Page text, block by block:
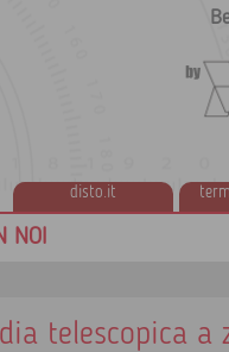
disto.it
NOI
telescopica a